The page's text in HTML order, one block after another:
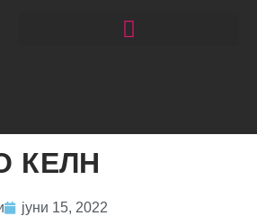
КЕЛН
јуни 15, 2022